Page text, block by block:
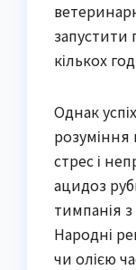
кількох
Однак
розуміння
стрес і
ацидоз
тимпанія
Народні
чи олією